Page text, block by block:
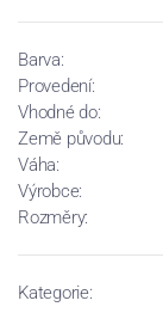
Barva:
Provedení:
Vhodné do:
Země původu:
Váha:
Výrobce:
Rozměry:
Kategorie: